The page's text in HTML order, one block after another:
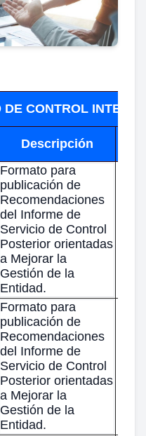
CONTROL
Descripción
Formato para
publicación de
Recomendaciones
del Informe de
Servicio de Control
Posterior orientadas
a Mejorar la
Gestión de la
Entidad.
Formato para
publicación de
Recomendaciones
del Informe de
Servicio de Control
Posterior orientadas
a Mejorar la
Gestión de la
Entidad.